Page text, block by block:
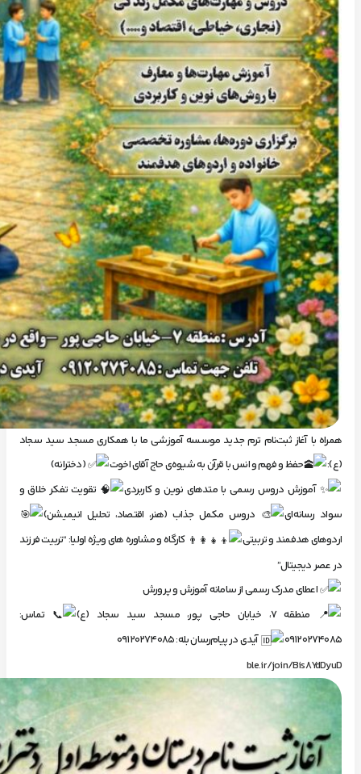
همراه با آغاز ثبت‌نام ترم جدید موسسه آموزشی ما با همکاری مسجد سید سجاد
(ع):
حفظ و فهم و انس با قرآن به شیوه‌ی حاج آقای اخوت
(دخترانه)
آموزش دروس رسمی با متدهای نوین و کاربردی
تقویت تفکر خلاق و
سواد رسانه‌ای
دروس مکمل جذاب (هنر، اقتصاد، تحلیل انیمیشن)
اردوهای هدفمند و تربیتی
کارگاه و مشاوره های ویژه اولیا: “تربیت فرزند
در عصر دیجیتال”
اعطای مدرک رسمی از سامانه آموزش و پرورش
منطقه ۷، خیابان حاجی پور، مسجد سید سجاد (ع)
تماس:
۰۹۱۲۰۲۷۴۰۸۵
آیدی در پیام‌رسان بله: 09120274085
ble.ir/join/Bis8YdDyuD